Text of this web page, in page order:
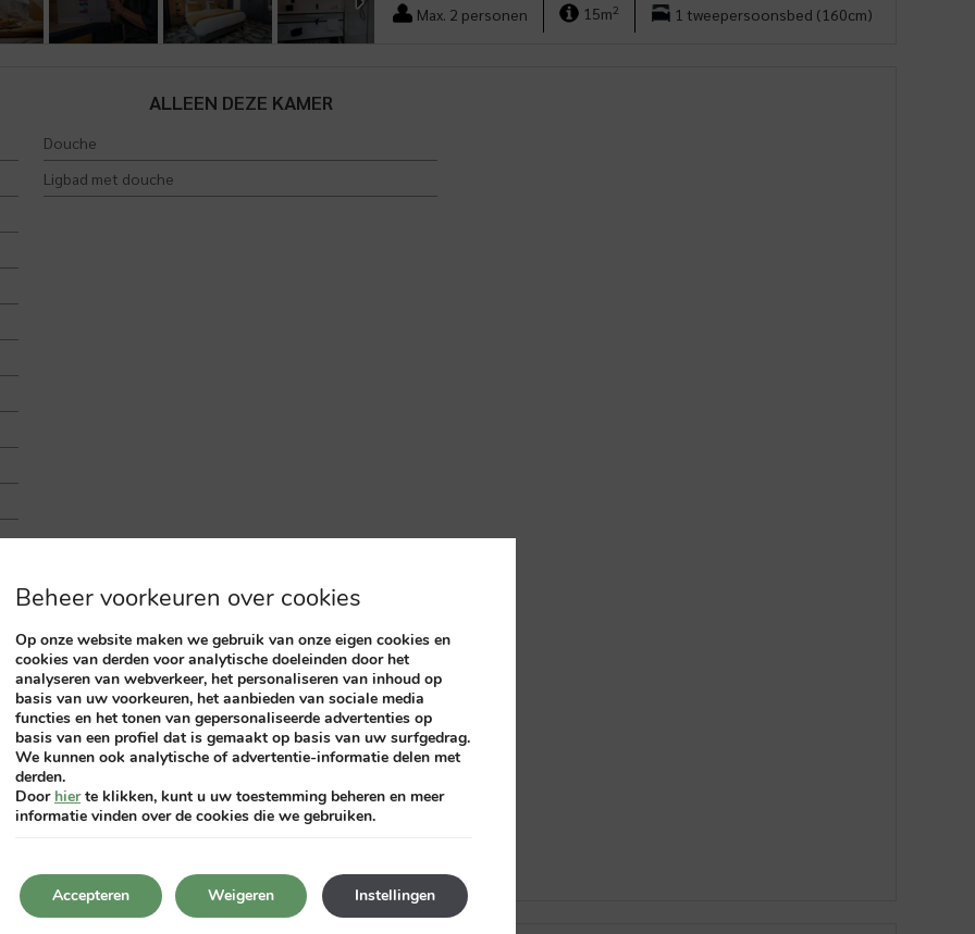
Max. 2 personen 15m2 1 tweepersoonsbed (160cm)
ALLEEN DEZE KAMER
Douche
Ligbad met douche
Beheer voorkeuren over cookies
Op onze website maken we gebruik van onze eigen cookies en
cookies van derden voor analytische doeleinden door het
analyseren van webverkeer, het personaliseren van inhoud op
basis van uw voorkeuren, het aanbieden van sociale media
functies en het tonen van gepersonaliseerde advertenties op
basis van een profiel dat is gemaakt op basis van uw surfgedrag.
We kunnen ook analytische of advertentie-informatie delen met
derden.
Door hierte klikken, kunt u uw toestemming beheren en meer
informatie vinden over de cookies die we gebruiken.
Accepteren Instellingen
Weigeren